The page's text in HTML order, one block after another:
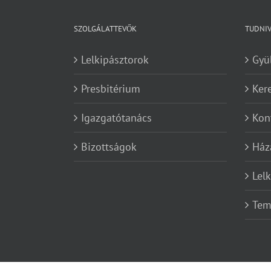
SZOLGÁLATTEVŐK
Lelkipásztorok
Presbitérium
Igazgatótanács
Bizottságok